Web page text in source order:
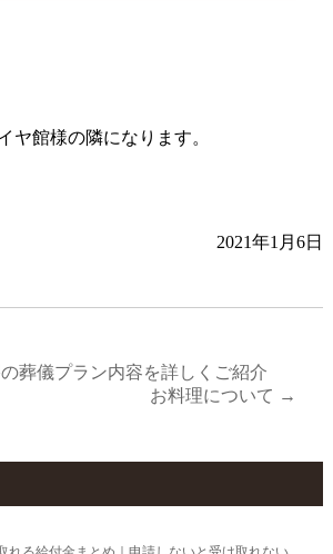
ヤ館様の隣になります。
2021年1月6日
葬儀プラン内容を詳しくご紹介
お料理について →